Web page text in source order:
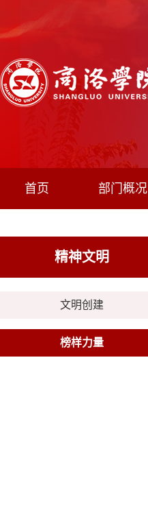
首页 部门概况
精神文明
文明创建
榜样力量